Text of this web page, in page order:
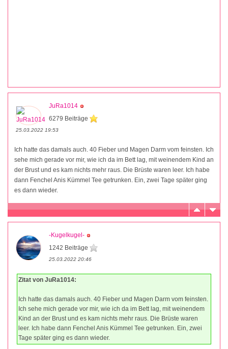
JuRa1014
6279 Beiträge
25.03.2022 19:53
Ich hatte das damals auch. 40 Fieber und Magen Darm vom feinsten. Ich
sehe mich gerade vor mir, wie ich da im Bett lag, mit weinendem Kind an
der Brust und es kam nichts mehr raus. Die Brüste waren leer. Ich habe
dann Fenchel Anis Kümmel Tee getrunken. Ein, zwei Tage später ging
es dann wieder.
-Kugelkugel-
1242 Beiträge
25.03.2022 20:46
Zitat von JuRa1014:
Ich hatte das damals auch. 40 Fieber und Magen Darm vom feinsten.
Ich sehe mich gerade vor mir, wie ich da im Bett lag, mit weinendem
Kind an der Brust und es kam nichts mehr raus. Die Brüste waren
leer. Ich habe dann Fenchel Anis Kümmel Tee getrunken. Ein, zwei
Tage später ging es dann wieder.